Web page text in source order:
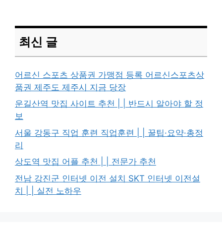
최신 글
어르신 스포츠 상품권 가맹점 등록 어르신스포츠상
품권 제주도 제주시 지금 당장
운길산역 맛집 사이트 추천 | | 반드시 알아야 할 정
보
서울 강동구 직업 훈련 직업훈련 | | 꿀팁·요약·총정
리
상도역 맛집 어플 추천 | | 전문가 추천
전남 강진군 인터넷 이전 설치 SKT 인터넷 이전설
치 | | 실전 노하우